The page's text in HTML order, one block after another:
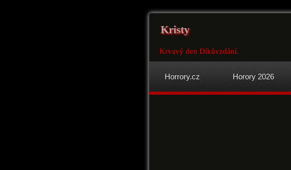
Kristy
Krvavý den Díkůvzdání.
Horrory.cz Horory 2026